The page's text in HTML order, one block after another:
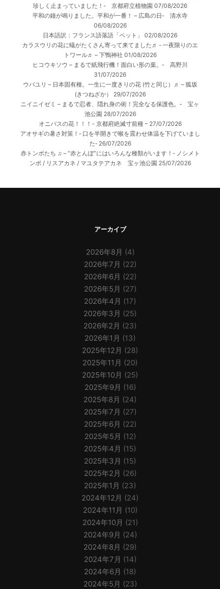
珍しく止まっていました！‐ 京都府立植物園 07/08/2026
平和の鐘が鳴りました。平和が一番！ – 広島の日‐ 清水寺
06/08/2026
日本語訳：フランス語落語「ペット」
02/08/2026
カラスウリの花に蟻がたくさん寄って来てました♬ ‐ 一夜限りのエ
トワール♬ – 下鴨神社 01/08/2026
ヒコウキソウ – まるで紙飛行機！面白い形の葉。‐ 高野川
31/07/2026
ウバユリ – 日本固有種。一生に一度きりの花 (竹と同じ）♬ – 狐坂
(きつねざか）
29/07/2026
ニイニイゼミ – まるで忍者、隠れ身の術！完全なる保護色。‐ 宝ヶ
池公園 28/07/2026
オニバスの花！！！- 京都府絶滅寸前種 – 27/07/2026
アオサギの暑さ対策！‐ 口を半開きで喉を震わせ体温を下げていまし
た‐ 26/07/2026
赤トンボたち ♫ – “赤とんぼ”にはいろんな種類がいます！‐ ノシメト
ンボ / リスアカネ / マユタテアカネ 宝ヶ池公園 25/07/2026
アーカイブ
2026年8月 (4)
2026年7月 (22)
2026年6月 (22)
2026年5月 (27)
2026年4月 (17)
2026年3月 (25)
2026年2月 (23)
2026年1月 (13)
2025年12月 (28)
2025年11月 (20)
2025年10月 (25)
2025年9月 (16)
2025年8月 (24)
2025年7月 (27)
2025年6月 (22)
2025年5月 (12)
2025年4月 (15)
2025年3月 (15)
2025年2月 (26)
2025年1月 (23)
2024年12月 (24)
2024年11月 (10)
2024年10月 (21)
2024年9月 (24)
2024年8月 (29)
2024年7月 (14)
2024年6月 (18)
2024年5月 (23)